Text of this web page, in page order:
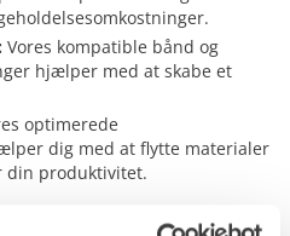
Vores kompatible bånd og
hjælper med at skabe et
optimerede
dig med at flytte materialer
din produktivitet.